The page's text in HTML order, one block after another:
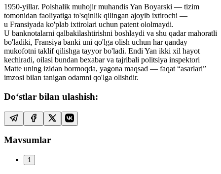
1950-yillar. Polshalik muhojir muhandis Yan Boyarski — tizim
tomonidan faoliyatiga to'sqinlik qilingan ajoyib ixtirochi —
u Fransiyada ko'plab ixtirolari uchun patent ololmaydi.
U banknotalarni qalbakilashtirishni boshlaydi va shu qadar mahoratli
bo'ladiki, Fransiya banki uni qo'lga olish uchun har qanday
mukofotni taklif qilishga tayyor bo'ladi. Endi Yan ikki xil hayot
kechiradi, oilasi bundan bexabar va tajribali politsiya inspektori
Matte uning izidan bormoqda, yagona maqsad — faqat “asarlari”
imzosi bilan tanigan odamni qo'lga olishdir.
Do‘stlar bilan ulashish:
Mavsumlar
1